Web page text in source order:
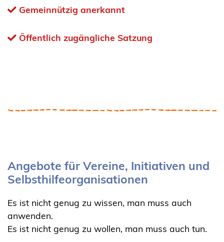
Gemeinnützig anerkannt
Öffentlich zugängliche Satzung
Angebote für Vereine, Initiativen und
Selbsthilfeorganisationen
Es ist nicht genug zu wissen, man muss auch
anwenden.
Es ist nicht genug zu wollen, man muss auch tun.